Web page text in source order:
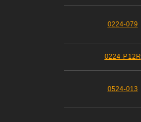
0224-079
0224-P12R
0524-013